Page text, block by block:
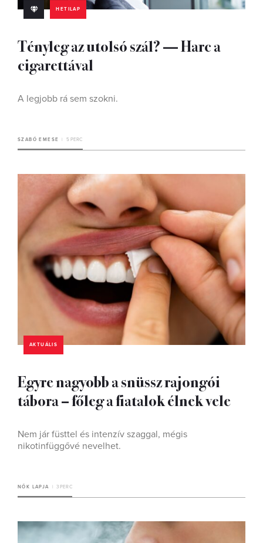
HETILAP
Tényleg az utolsó szál? — Harc a
cigarettával
A legjobb rá sem szokni.
SZABÓ EMESE 5 PERC
AKTUÁLIS
Egyre nagyobb a snüssz rajongói
tábora – főleg a fiatalok élnek vele
Nem jár füsttel és intenzív szaggal, mégis
nikotinfüggővé nevelhet.
NŐK LAPJA 3 PERC